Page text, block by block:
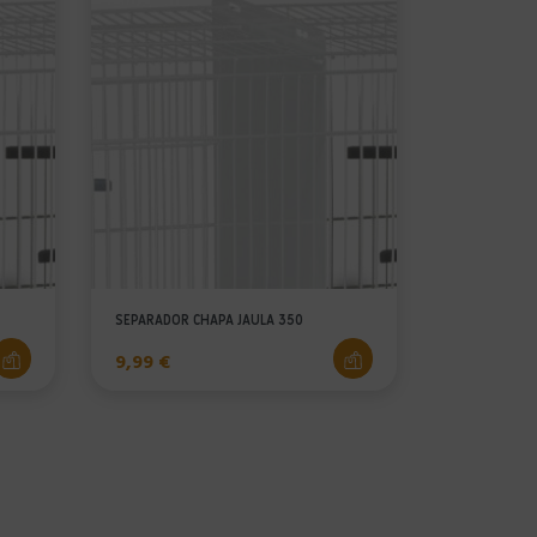
SEPARADOR CHAPA JAULA 350
Precio
9,99 €